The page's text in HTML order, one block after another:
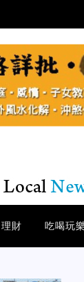
理財 吃喝玩樂